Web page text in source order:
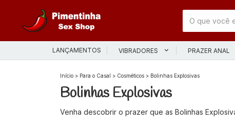
LANÇAMENTOS VIBRADORES PRAZER ANAL
Início > Para o Casal > Cosméticos > Bolinhas Explosivas
Bolinhas Explosivas
Venha descobrir o prazer que as Bolinhas